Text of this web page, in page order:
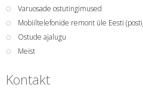
Varuosade ostutingimused
Mobiiltelefonide remont üle Eesti
Ostude ajalugu
Meist
Kontakt